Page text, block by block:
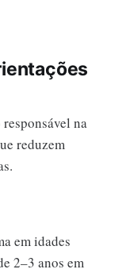
na
reduzem
em idades
2–3 anos em